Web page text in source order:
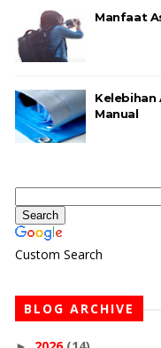
Manfaat
Manual
Custom Search
BLOG ARCHIVE